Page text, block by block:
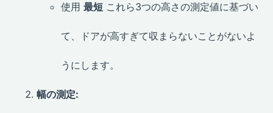
使用 最短 これら3つの高さの測定値に基づい
て、ドアが高すぎて収まらないことがないよ
うにします。
幅の測定: